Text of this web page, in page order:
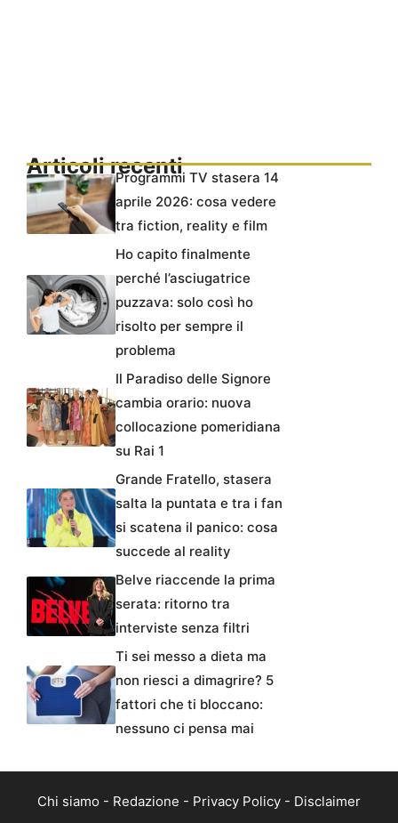
Articoli recentiProgrammi TV stasera 14
aprile 2026: cosa vedere
tra fiction, reality e film
Ho capito finalmente
perché l’asciugatrice
puzzava: solo così ho
risolto per sempre il
problema
Il Paradiso delle Signore
cambia orario: nuova
collocazione pomeridiana
su Rai 1
Grande Fratello, stasera
salta la puntata e tra i fan
si scatena il panico: cosa
succede al reality
Belve riaccende la prima
serata: ritorno tra
interviste senza filtri
Ti sei messo a dieta ma
non riesci a dimagrire? 5
fattori che ti bloccano:
nessuno ci pensa mai
Chi siamo - Redazione - Privacy Policy - Disclaimer